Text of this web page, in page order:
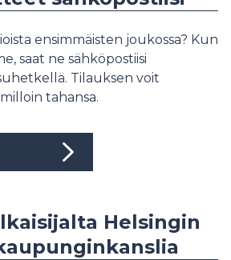
ensimmäisten joukossa? Kun
saat ne sähköpostiisi
Tilauksen voit
tahansa.
Helsingin